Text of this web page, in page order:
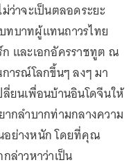
ว่าจะเป็นตลอดระยะ
ทบาทผู้แทนถาวรไทย
และเอกอัครราชทูต ณ
ารณ์โลกขึ้นๆ ลงๆ มา
ยนเพื่อนบ้านอินโดจีนให้
กลำบากท่ามกลางความ
อย่างหนัก โดยที่คุณ
ล่าวหาว่าเป็น